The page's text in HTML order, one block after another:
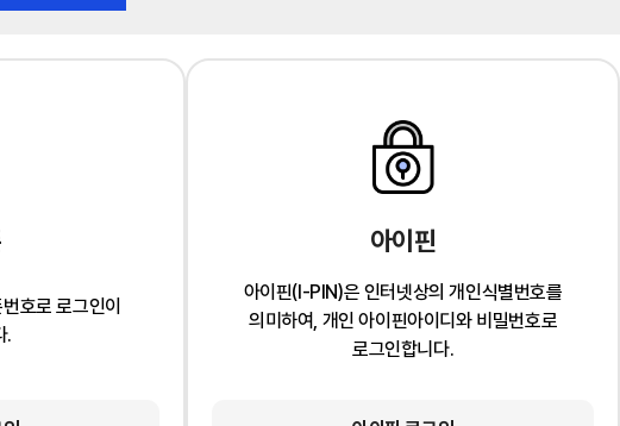
호로 로그인이
.
아이핀
아이핀(I-PIN)은 인터넷상의 개인식별번호를
의미하여, 개인 아이핀아이디와 비밀번호로
로그인합니다.